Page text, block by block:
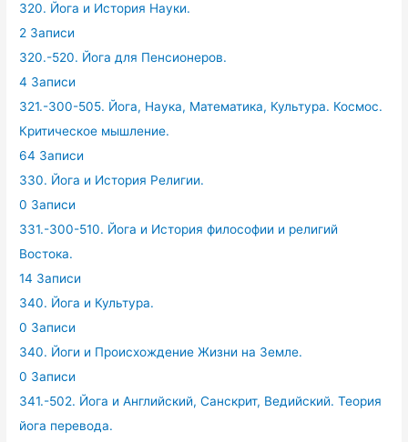
320. Йога и История Науки.
2 Записи
320.-520. Йога для Пенсионеров.
4 Записи
321.-300-505. Йога, Наука, Математика, Культура. Космос.
Критическое мышление.
64 Записи
330. Йога и История Религии.
0 Записи
331.-300-510. Йога и История философии и религий
Востока.
14 Записи
340. Йога и Культура.
0 Записи
340. Йоги и Происхождение Жизни на Земле.
0 Записи
341.-502. Йога и Английский, Санскрит, Ведийский. Теория
йога перевода.